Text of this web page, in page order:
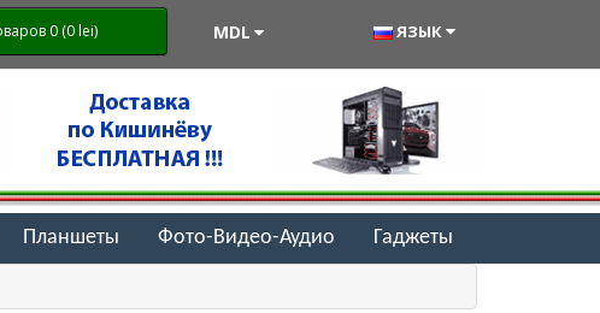
0 (0 lei) MDL ЯЗЫК
Планшеты Фото-Видео-Аудио Гаджеты